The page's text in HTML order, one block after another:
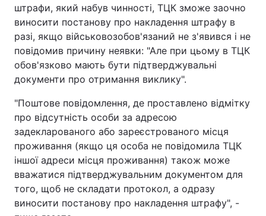
штрафи, який набув чинності, ТЦК зможе заочно
виносити постанову про накладення штрафу в
разі, якщо військовозобов'язаний не з'явився і не
повідомив причину неявки: "Але при цьому в ТЦК
обов'язково мають бути підтверджувальні
документи про отримання виклику".
"Поштове повідомлення, де проставлено відмітку
про відсутність особи за адресою
задекларованого або зареєстрованого місця
проживання (якщо ця особа не повідомила ТЦК
іншої адреси місця проживання) також може
вважатися підтверджувальним документом для
того, щоб не складати протокол, а одразу
виносити постанову про накладення штрафу", -